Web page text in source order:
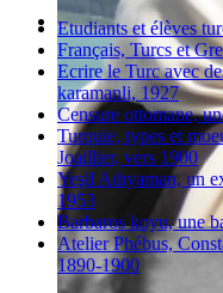
Etudiants et élèves
Français, Turcs et
Ecrire le Turc avec
karamanli, 1927
Censure ottomane,
Turquie, types et
Joaillier, vers 1900
Yeşil Adıyaman, un
1953
Barbaros koyu, une
Atelier Phébus,
1890-1900